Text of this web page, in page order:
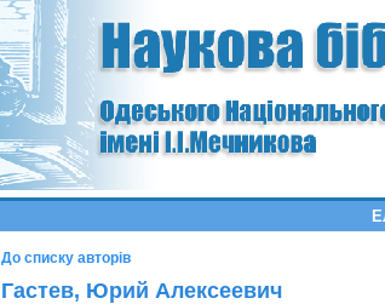
До списку авторів
Гастев, Юрий Алексеевич